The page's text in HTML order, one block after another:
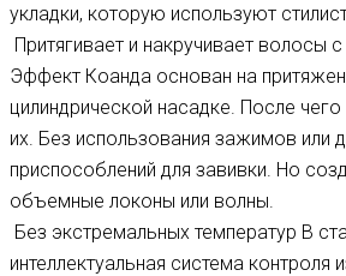
укладки, которую используют
Притягивает и накручивает волосы
Эффект Коанда основан на
цилиндрической насадке. После
их. Без использования зажимов или
приспособлений для завивки. Но
объемные локоны или волны.
Без экстремальных температур В
интеллектуальная система контроля